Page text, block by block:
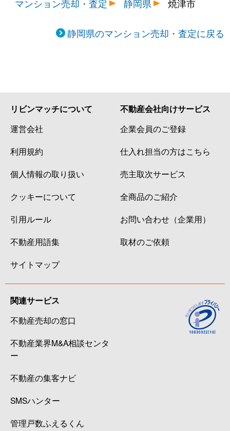
マンション売却・査定
静岡県 焼津市
静岡県のマンション売却・査定に戻る
リビンマッチについて
運営会社
利用規約
個人情報の取り扱い
クッキーについて
引用ルール
不動産用語集
サイトマップ
不動産会社向けサービス
企業会員のご登録
仕入れ担当の方はこちら
売主取次サービス
全商品のご紹介
お問い合わせ（企業用）
取材のご依頼
関連サービス
不動産売却の窓口
不動産業界M&A相談センタ
ー
不動産の集客ナビ
SMSハンター
管理戸数ふえるくん